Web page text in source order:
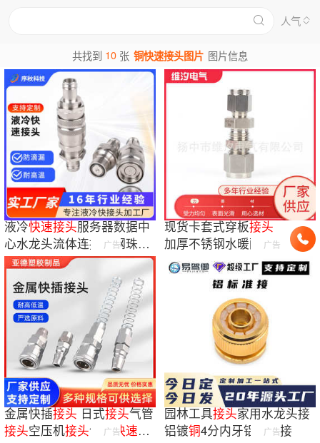
人气
共找到 10 张 铜快速接头图片 图片信息
液冷快速接头服务器数据中
心水龙头流体连接器钢珠自
锁式不锈钢
广告
现货卡套式穿板接头
加厚不锈钢水暖配件
金属气动快拧直通接
头
广告
金属快插接头日式接头气管
接头空压机接头气动快速快
广告
园林工具接头家用水龙头接
铝镀铜4分内牙铝标准接
广告